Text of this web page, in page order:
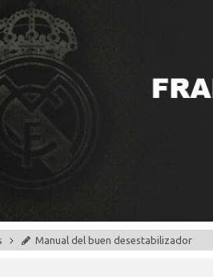
Manual del buen desestabilizador